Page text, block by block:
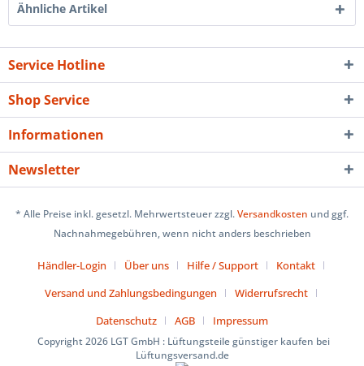
Ähnliche Artikel
Service Hotline
Shop Service
Informationen
Newsletter
* Alle Preise inkl. gesetzl. Mehrwertsteuer zzgl.Versandkosten und ggf.
Nachnahmegebühren, wenn nicht anders beschrieben
Händler-Login Über uns Hilfe / Support
Kontakt
Versand und Zahlungsbedingungen
Widerrufsrecht
Datenschutz
AGB Impressum
Copyright 2026 LGT GmbH : Lüftungsteile günstiger kaufen bei
Lüftungsversand.de